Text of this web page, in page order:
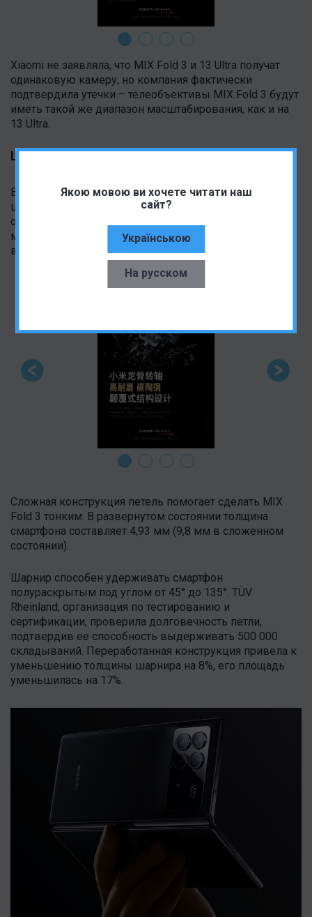
Якою мовою ви хочете читати наш
сайт?
Українською
На русском
Xiaomi не заявляла, что MIX Fold 3 и 13 Ultra получат
одинаковую камеру, но компания фактически
подтвердила утечки – телеобъективы MIX Fold 3 будут
иметь такой же диапазон масштабирования, как и на
13 Ultra.
Шарнир
Важным достижением Xiaomi MIX Fold 3 стал новый
шарнир. Он состоит из 14 подвижных деталей и
общего количества 198 частей в сборке. Предыдущая
модель, MIX Fold 2, имела 8 движущихся деталей и
всего 87 частей.
Сложная конструкция петель помогает сделать MIX
Fold 3 тонким. В развернутом состоянии толщина
смартфона составляет 4,93 мм (9,8 мм в сложенном
состоянии).
Шарнир способен удерживать смартфон
полураскрытым под углом от 45° до 135°. TÜV
Rheinland, организация по тестированию и
сертификации, проверила долговечность петли,
подтвердив ее способность выдерживать 500 000
складываний. Переработанная конструкция привела к
уменьшению толщины шарнира на 8%, его площадь
уменьшилась на 17%.